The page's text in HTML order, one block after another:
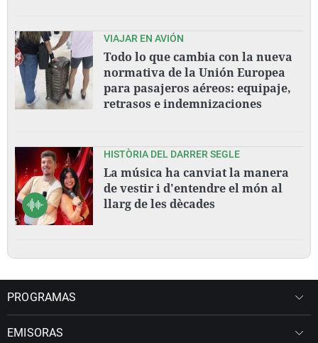
VIAJAR EN AVIÓN
Todo lo que cambia con la nueva
normativa de la Unión Europea
para pasajeros aéreos: equipaje,
retrasos e indemnizaciones
HISTÒRIA DEL DARRER SEGLE
La música ha canviat la manera
de vestir i d'entendre el món al
llarg de les dècades
PROGRAMAS
EMISORAS